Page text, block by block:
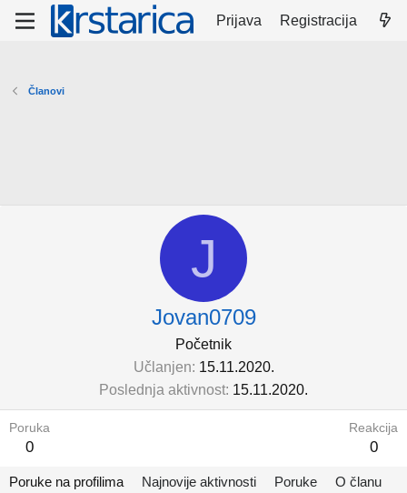
Prijava Registracija
Članovi
J
Jovan0709
Početnik
Učlanjen 15.11.2020.
Poslednja aktivnost 15.11.2020.
Poruka
0
Reakcija
0
Poruke na profilima Najnovije aktivnosti Poruke O članu